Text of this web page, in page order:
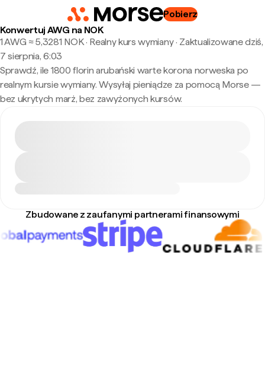
Pobierz
Konwertuj AWG na NOK
1 AWG ≈ 5,3281 NOK · Realny kurs wymiany· Zaktualizowane dziś,
7 sierpnia, 6:03
Sprawdź, ile 1800 florin arubański warte korona norweska po
realnym kursie wymiany. Wysyłaj pieniądze za pomocą Morse —
bez ukrytych marż, bez zawyżonych kursów.
Zbudowane z zaufanymi partnerami finansowymi